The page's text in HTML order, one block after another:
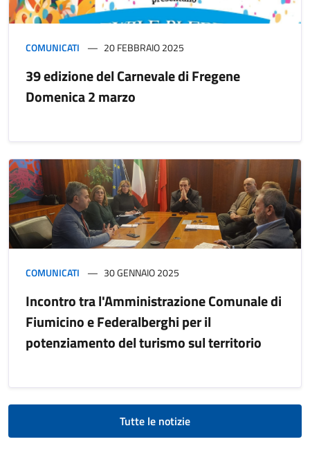
COMUNICATI 20 FEBBRAIO 2025
39 edizione del Carnevale di Fregene
Domenica 2 marzo
COMUNICATI 30 GENNAIO 2025
Incontro tra l'Amministrazione Comunale di
Fiumicino e Federalberghi per il
potenziamento del turismo sul territorio
Tutte le notizie